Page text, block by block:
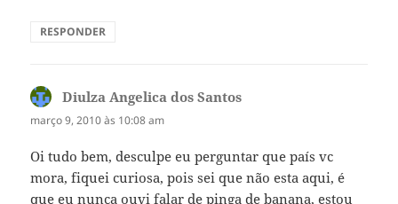
RESPONDER
Diulza Angelica dos Santos
março 9, 2010 às 10:08 am
Oi tudo bem, desculpe eu perguntar que país vc
mora, fiquei curiosa, pois sei que não esta aqui, é
que eu nunca ouvi falar de pinga de banana, estou